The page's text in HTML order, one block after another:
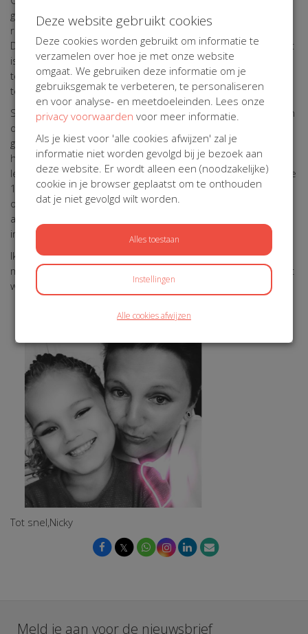
geweest. Of het nu gaat om schilderen of het inrichten van
ruimtes, ik hou ervan om mijn creatieve kant te uiten.
Daarnaast heb ik een grote passie voor wedstrijdvissen. Het
is een geweldige manier om te ontspannen en de natuur in
te gaan. Het geeft me de kans om even alles los te laten en
te genieten van de rust en de schoonheid om me heen.
Sinds juli 2024 is ons leven echter compleet veranderd. Mijn
dochtertje, Emma, heeft de diagnose diabetes type 1
gekregen, en daarnaast ook coeliakie. Deze diagnoses
hebben een grote impact op ons gezin en ons dagelijkse
leven. Daarom heb ik deze actie opgestart: om diabetes type
1 onder de aandacht te brengen. Er heerst nog veel
onwetendheid en een verkeerd beeld over deze
aandoening, en ik vind het belangrijk om hierover te
informeren en bewustzijn te creëren.
Ik ben dankbaar voor de reis die ik heb gemaakt en de
mensen die ik heb ontmoet. Elke stap heeft me gevormd tot
wie ik nu ben.
Tot snel,Nicky
𝕏
Meld je aan voor de nieuwsbrief
Deze website gebruikt cookies
Deze cookies worden gebruikt om informatie te
verzamelen over hoe je met onze website
omgaat. We gebruiken deze informatie om je
gebruiksgemak te verbeteren, te personaliseren
en voor analyse- en meetdoeleinden. Lees onze
privacy voorwaarden voor meer informatie.
Als je kiest voor 'alle cookies afwijzen' zal je
informatie niet worden gevolgd bij je bezoek aan
deze website. Er wordt alleen een (noodzakelijke)
cookie in je browser geplaatst om te onthouden
dat je niet gevolgd wilt worden.
Alles toestaan
Instellingen
Alle cookies afwijzen